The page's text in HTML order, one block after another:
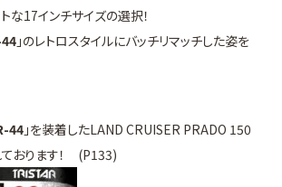
な17インチサイズの選択！
」のレトロスタイルにバッチリマッチした姿を
44 」を装着したLAND CRUISER PRADO 150
おります！ (P133)